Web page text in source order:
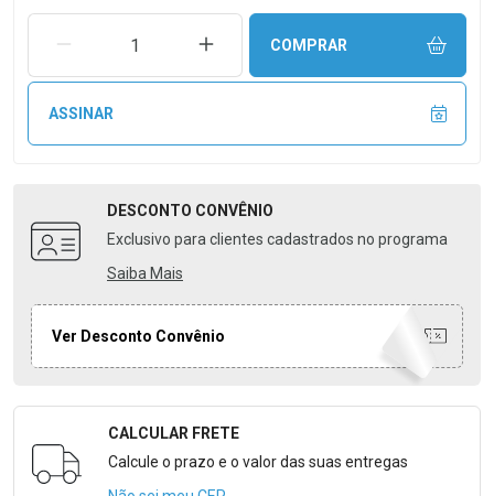
REMOVER UMA UNIDADEAUMENTAR UMA UNIDADE
COMPRAR
ASSINAR
DESCONTO CONVÊNIO
Exclusivo para clientes cadastrados no programa
Saiba Mais
Ver Desconto Convênio
Formulário para Calcular o Frete
CALCULAR FRETE
Calcule o prazo e o valor das suas entregas